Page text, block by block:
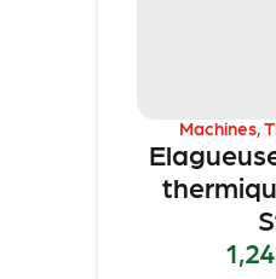
Machines ,